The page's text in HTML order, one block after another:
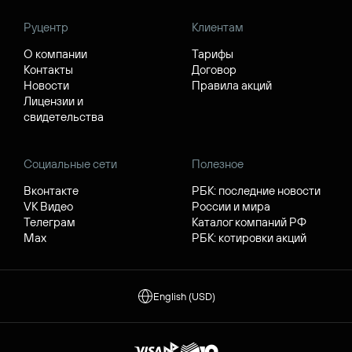
Руцентр
О компании
Контакты
Новости
Лицензии и
свидетельства
Клиентам
Тарифы
Договор
Правила акций
Социальные сети
Вконтакте
VK Видео
Телеграм
Max
Полезное
РБК: последние новости
России и мира
Каталог компаний РФ
РБК: котировки акций
English (USD)